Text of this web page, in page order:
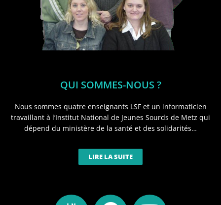
QUI SOMMES-NOUS ?
Nous sommes quatre enseignants LSF et un informaticien
travaillant à l’Institut National de Jeunes Sourds de Metz qui
dépend du ministère de la santé et des solidarités…
LIRE LA SUITE